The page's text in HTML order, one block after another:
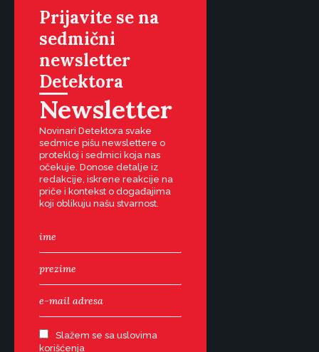
Prijavite se na
sedmični
newsletter
Detektora
Newsletter
Novinari Detektora svake
sedmice pišu newslettere o
protekloj i sedmici koja nas
očekuje. Donose detalje iz
redakcije, iskrene reakcije na
priče i kontekst o događajima
koji oblikuju našu stvarnost.
Slažem se sa uslovima
korišćenja